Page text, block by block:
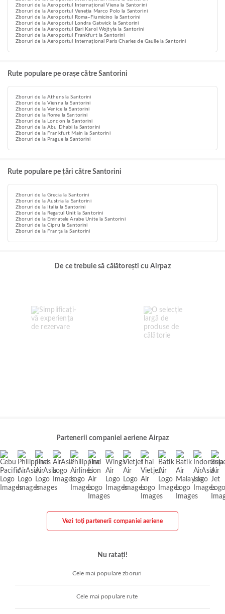
Zboruri de la Aeroportul Internațional Viena la Santorini
Zboruri de la Aeroportul Veneția Marco Polo la Santorini
Zboruri de la Aeroportul Roma–Fiumicino la Santorini
Zboruri de la Aeroportul Londra Gatwick la Santorini
Zboruri de la Aeroportul Bari Karol Wojtyła la Santorini
Zboruri de la Aeroportul Frankfurt la Santorini
Zboruri de la Aeroportul Internațional Paris Charles de Gaulle la Santorini
Rute populare pe orașe către Santorini
Zboruri de la Athens la Santorini
Zboruri de la Vienna la Santorini
Zboruri de la Venice la Santorini
Zboruri de la Rome la Santorini
Zboruri de la London la Santorini
Zboruri de la Abu Dhabi la Santorini
Zboruri de la Frankfurt Main la Santorini
Zboruri de la Prague la Santorini
Rute populare pe țări către Santorini
Zboruri de la Grecia la Santorini
Zboruri de la Austria la Santorini
Zboruri de la Italia la Santorini
Zboruri de la Regatul Unit la Santorini
Zboruri de la Emiratele Arabe Unite la Santorini
Zboruri de la Cipru la Santorini
Zboruri de la Franța la Santorini
De ce trebuie să călătorești cu Airpaz
Partenerii companiei aeriene Airpaz
Vezi toți partenerii companiei aeriene
Nu ratați!
Cele mai populare zboruri
Cele mai populare rute